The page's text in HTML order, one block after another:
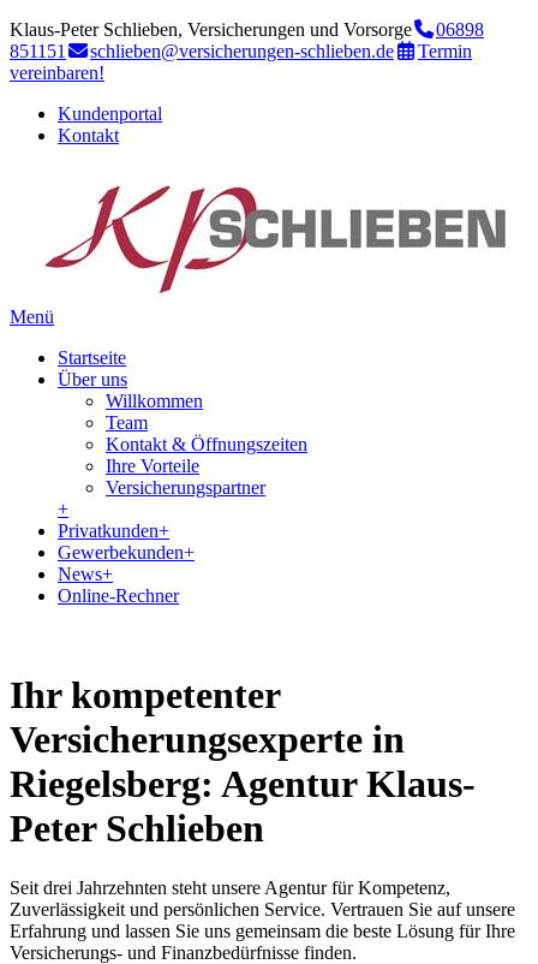
Klaus-Peter Schlieben, Versicherungen und Vorsorge
06898
851151
schlieben@versicherungen-schlieben.de
Termin
vereinbaren!
Kundenportal
Kontakt
Menü
Startseite
Über uns
Willkommen
Team
Kontakt & Öffnungszeiten
Ihre Vorteile
Versicherungspartner
+
Privatkunden+
Gewerbekunden+
News+
Online-Rechner
Ihr kompetenter
Versicherungsexperte in
Riegelsberg: Agentur Klaus-
Peter Schlieben
Seit drei Jahrzehnten steht unsere Agentur für Kompetenz,
Zuverlässigkeit und persönlichen Service. Vertrauen Sie auf unsere
Erfahrung und lassen Sie uns gemeinsam die beste Lösung für Ihre
Versicherungs- und Finanzbedürfnisse finden.